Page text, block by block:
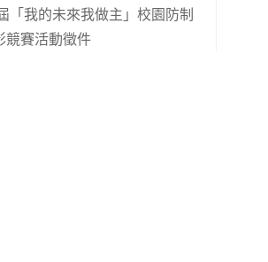
「我的未來我做主」校園防制
競賽活動徵件